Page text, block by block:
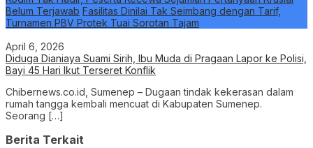
Belum Terjawab Fasilitas Dinilai Tak Seimbang dengan Tarif,
Turnamen PBV Protek Tuai Sorotan Tajam
April 6, 2026
Diduga Dianiaya Suami Sirih, Ibu Muda di Pragaan Lapor ke Polisi,
Bayi 45 Hari Ikut Terseret Konflik
Chibernews.co.id, Sumenep – Dugaan tindak kekerasan dalam
rumah tangga kembali mencuat di Kabupaten Sumenep.
Seorang […]
Berita Terkait